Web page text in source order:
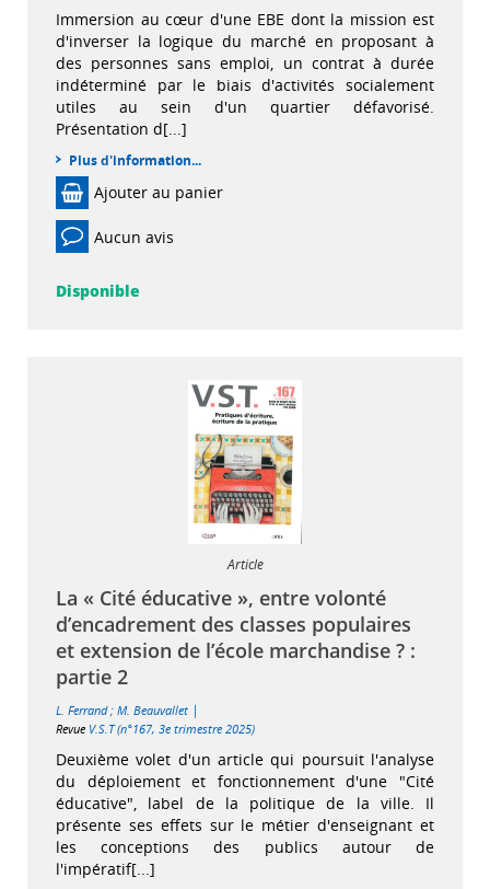
Immersion au cœur d'une EBE dont la mission est
d'inverser la logique du marché en proposant à
des personnes sans emploi, un contrat à durée
indéterminé par le biais d'activités socialement
utiles au sein d'un quartier défavorisé.
Présentation d[...]
Plus d'information...
Ajouter au panier
Aucun avis
Disponible
Article
La « Cité éducative », entre volonté
d’encadrement des classes populaires
et extension de l’école marchandise ? :
partie 2
L. Ferrand; M. Beauvallet |
Revue V.S.T (n°167, 3e trimestre 2025)
Deuxième volet d'un article qui poursuit l'analyse
du déploiement et fonctionnement d'une "Cité
éducative", label de la politique de la ville. Il
présente ses effets sur le métier d'enseignant et
les conceptions des publics autour de
l'impératif[...]